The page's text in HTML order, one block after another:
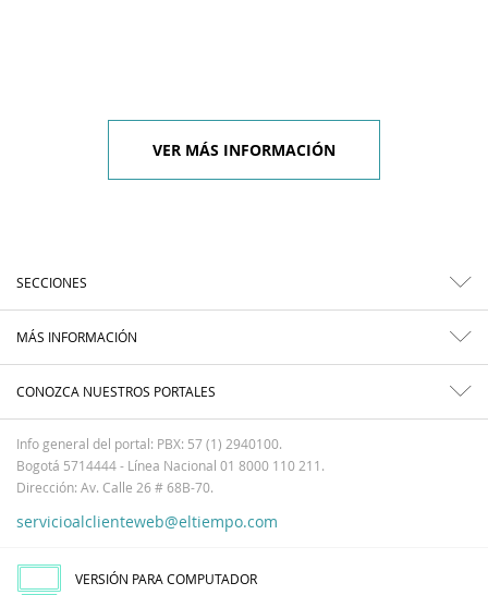
VER MÁS INFORMACIÓN
SECCIONES
MÁS INFORMACIÓN
CONOZCA NUESTROS PORTALES
Info general del portal: PBX: 57 (1) 2940100.
Bogotá 5714444 - Línea Nacional 01 8000 110 211.
Dirección: Av. Calle 26 # 68B-70.
servicioalclienteweb@eltiempo.com
VERSIÓN PARA COMPUTADOR